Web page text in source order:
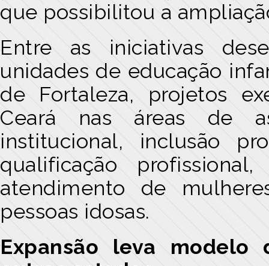
que possibilitou a
Entre as iniciativas
unidades de educação
de Fortaleza, projetos
Ceará nas áreas de
institucional, inclusão
qualificação
atendimento de
pessoas idosas.
Expansão leva modelo